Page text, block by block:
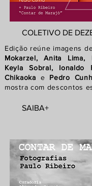
COLETIVO DE
Edição reúne imagens
Mokarzel, Anita Lima,
Keyla Sobral, Ionaldo
Chikaoka e Pedro
mostra com descontos
SAIBA+